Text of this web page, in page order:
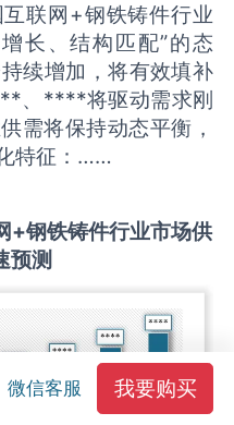
联网+钢铁铸件行业
长、结构匹配”的态
续增加，将有效填补
、****将驱动需求刚
需将保持动态平衡，
特征：……
+钢铁铸件行业市场供
预测
微信客服 我要购买